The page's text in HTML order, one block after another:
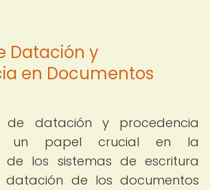
Datación y
en Documentos
de datación y procedencia
un papel crucial en la
de los sistemas de escritura
datación de los documentos